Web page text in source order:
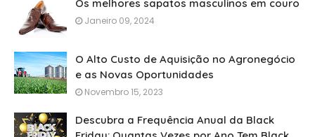
Os melhores sapatos masculinos em couro
Janeiro 09, 2024
O Alto Custo de Aquisição no Agronegócio
e as Novas Oportunidades
Novembro 15, 2023
Descubra a Frequência Anual da Black